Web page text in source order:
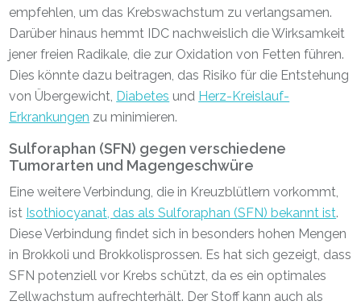
empfehlen, um das Krebswachstum zu verlangsamen.
Darüber hinaus hemmt IDC nachweislich die Wirksamkeit
jener freien Radikale, die zur Oxidation von Fetten führen.
Dies könnte dazu beitragen, das Risiko für die Entstehung
von Übergewicht, Diabetes und Herz-Kreislauf-
Erkrankungen zu minimieren.
Sulforaphan (SFN) gegen verschiedene
Tumorarten und Magengeschwüre
Eine weitere Verbindung, die in Kreuzblütlern vorkommt,
ist Isothiocyanat, das als Sulforaphan (SFN) bekannt ist.
Diese Verbindung findet sich in besonders hohen Mengen
in Brokkoli und Brokkolisprossen. Es hat sich gezeigt, dass
SFN potenziell vor Krebs schützt, da es ein optimales
Zellwachstum aufrechterhält. Der Stoff kann auch als